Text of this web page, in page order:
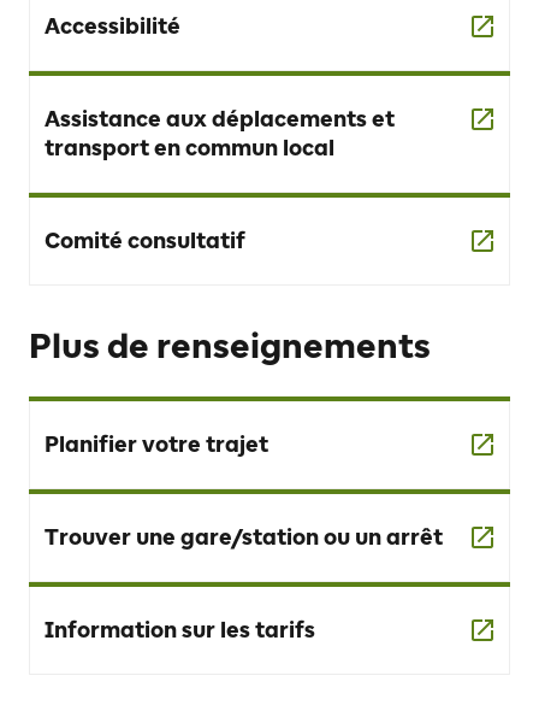
Accessibilité
Assistance aux déplacements et
transport en commun local
Comité consultatif
Plus de renseignements
Planifier votre trajet
Trouver une gare/station ou un arrêt
Information sur les tarifs